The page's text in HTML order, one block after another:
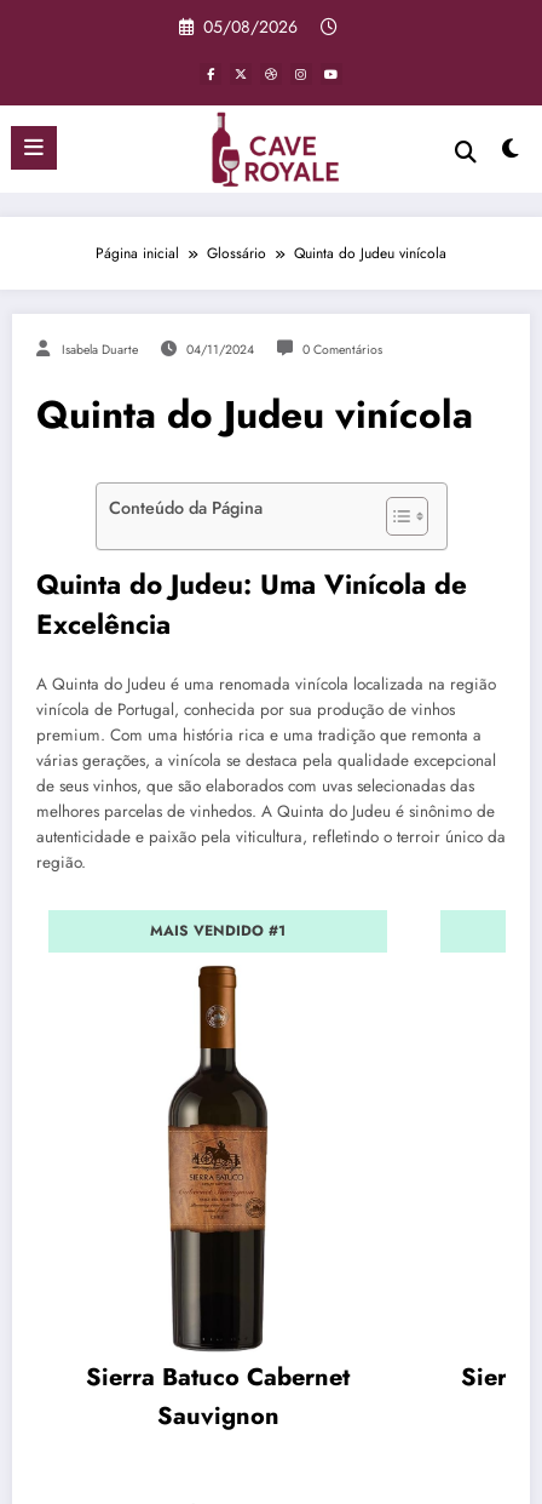
05/08/2026
Página inicial Glossário Quinta do Judeu vinícola
Isabela Duarte 04/11/2024 0 Comentários
Quinta do Judeu vinícola
Conteúdo da Página
Quinta do Judeu: Uma Vinícola de
Excelência
A Quinta do Judeu é uma renomada vinícola localizada na região
vinícola de Portugal, conhecida por sua produção de vinhos
premium. Com uma história rica e uma tradição que remonta a
várias gerações, a vinícola se destaca pela qualidade excepcional
de seus vinhos, que são elaborados com uvas selecionadas das
melhores parcelas de vinhedos. A Quinta do Judeu é sinônimo de
autenticidade e paixão pela viticultura, refletindo o terroir único da
região.
MAIS VENDIDO #1
Sierra Batuco Cabernet
Sauvignon
Sierra